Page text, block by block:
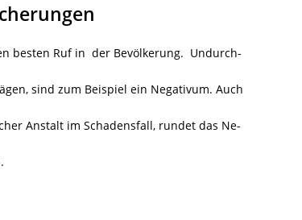
besten Ruf in der Bevölkerung. Undurch-
sind zum Beispiel ein Negativum. Auch
Anstalt im Schadensfall, rundet das Ne-